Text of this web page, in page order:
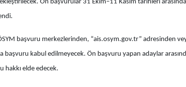
Ön başvurular 31 Ekim–11 Kasım tarihleri
başvuru merkezlerinden, “ais.osym.gov.tr” adresinden
başvuru kabul edilmeyecek. Ön başvuru yapan adaylar
hakkı elde edecek.